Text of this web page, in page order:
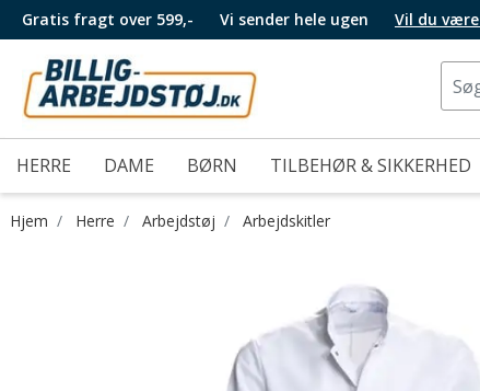
Gratis fragt over 599,- Vi sender hele ugen Vil du
HERRE DAME BØRN TILBEHØR & SIKKERHED
Hjem Herre Arbejdstøj Arbejdskitler